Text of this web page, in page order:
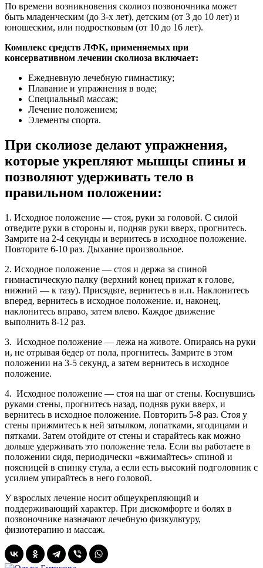
По времени возникновения сколиоз позвоночника может
быть младенческим (до 3-х лет), детским (от 3 до 10 лет) и
юношеским, или подростковым (от 10 до 16 лет).
Комплекс средств ЛФК, применяемых при
консервативном лечении сколиоза включает:
Ежедневную лечебную гимнастику;
Плавание и упражнения в воде;
Специальный массаж;
Лечение положением;
Элементы спорта.
При сколиозе делают упражнения,
которые укрепляют мышцы спины и
позволяют удерживать тело в
правильном положении:
1. Исходное положение — стоя, руки за головой. С силой
отведите руки в стороны и, подняв руки вверх, прогнитесь.
Замрите на 2-4 секунды и вернитесь в исходное положение.
Повторите 6-10 раз. Дыхание произвольное.
2. Исходное положение — стоя и держа за спиной
гимнастическую палку (верхний конец прижат к голове,
нижний — к тазу). Присядьте, вернитесь в и.п. Наклонитесь
вперед, вернитесь в исходное положение. и, наконец,
наклонитесь вправо, затем влево. Каждое движение
выполнить 8-12 раз.
3. Исходное положение — лежа на животе. Опираясь на руки
и, не отрывая бедер от пола, прогнитесь. Замрите в этом
положении на 3-5 секунд, а затем вернитесь в исходное
положение.
4. Исходное положение — стоя на шаг от стены. Коснувшись
руками стены, прогнитесь назад, подняв руки вверх, и
вернитесь в исходное положение. Повторить 5-8 раз. Стоя у
стены прижмитесь к ней затылком, лопатками, ягодицами и
пятками. Затем отойдите от стены и старайтесь как можно
дольше удерживать это положение тела. Если вы работаете в
положении сидя, периодически «вжимайтесь» спиной и
поясницей в спинку стула, а если есть высокий подголовник с
усилием упирайтесь в него головой.
У взрослых лечение носит общеукрепляющий и
поддерживающий характер. При дискомфорте и болях в
позвоночнике назначают лечебную физкультуру,
физиотерапию и массаж.